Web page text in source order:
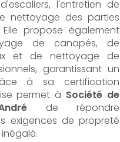
l'entretien de
nettoyage des parties
propose également
de canapés, de
et de nettoyage de
garantissant un
à sa certification
permet à Société de
de répondre
exigences de propreté